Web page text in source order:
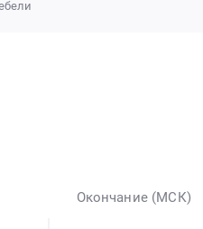
Окончание (МСК)